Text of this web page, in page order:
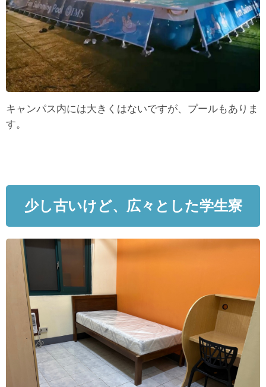
キャンパス内には大きくはないですが、プールもありま
す。
少し古いけど、広々とした学生寮